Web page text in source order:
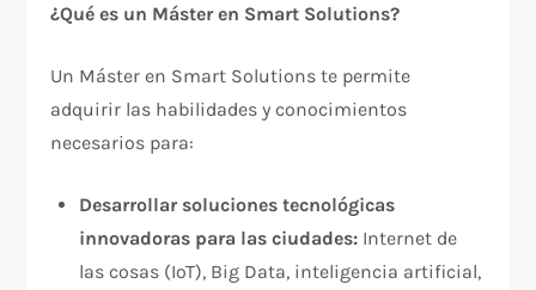
¿Qué es un Máster en Smart Solutions?
Un Máster en Smart Solutions te permite
adquirir las habilidades y conocimientos
necesarios para:
Desarrollar soluciones tecnológicas
innovadoras para las ciudades: Internet de
las cosas (IoT), Big Data, inteligencia artificial,